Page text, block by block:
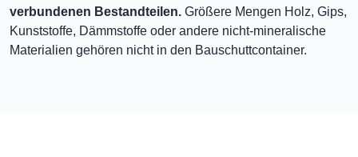
verbundenen Bestandteilen. Größere Mengen Holz, Gips,
Kunststoffe, Dämmstoffe oder andere nicht-mineralische
Materialien gehören nicht in den Bauschuttcontainer.